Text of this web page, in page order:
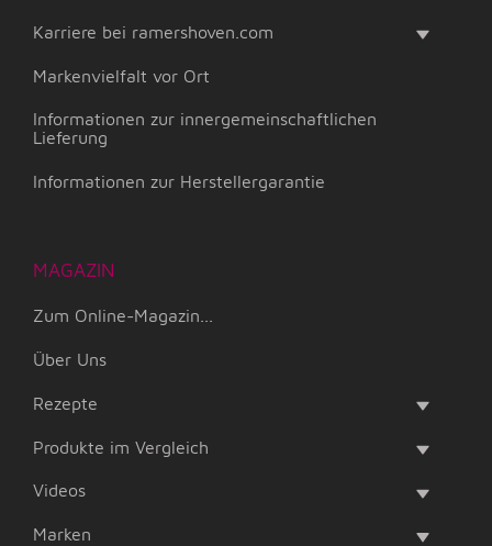
Karriere bei ramershoven.com
Markenvielfalt vor Ort
Informationen zur innergemeinschaftlichen
Lieferung
Informationen zur Herstellergarantie
MAGAZIN
Zum Online-Magazin...
Über Uns
Rezepte
Produkte im Vergleich
Videos
Marken